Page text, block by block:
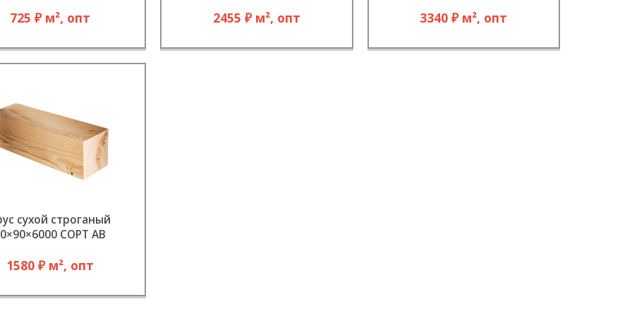
725 ₽ м², опт 2455 ₽ м², опт 3340 ₽ м², опт
сухой строганый
СОРТ АВ
1580 ₽ м², опт